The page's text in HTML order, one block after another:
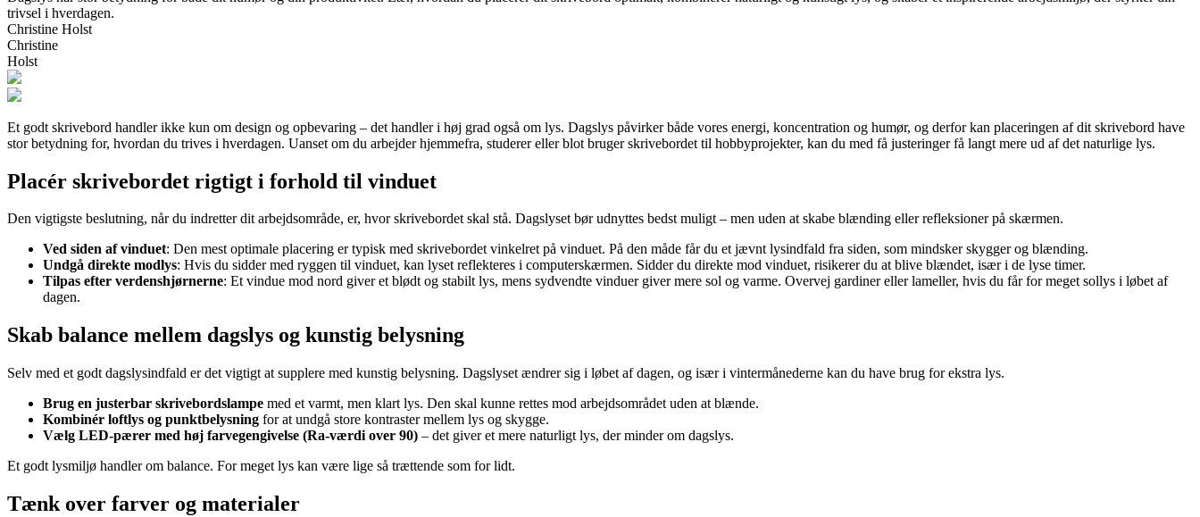
trivsel i hverdagen.
Christine Holst
Christine
Holst
Et godt skrivebord handler ikke kun om design og opbevaring – det handler i høj grad også om lys. Dagslys påvirker både vores energi, koncentration og humør, og derfor kan placeringen af dit skrivebord have
stor betydning for, hvordan du trives i hverdagen. Uanset om du arbejder hjemmefra, studerer eller blot bruger skrivebordet til hobbyprojekter, kan du med få justeringer få langt mere ud af det naturlige lys.
Placér skrivebordet rigtigt i forhold til vinduet
Den vigtigste beslutning, når du indretter dit arbejdsområde, er, hvor skrivebordet skal stå. Dagslyset bør udnyttes bedst muligt – men uden at skabe blænding eller refleksioner på skærmen.
Ved siden af vinduet: Den mest optimale placering er typisk med skrivebordet vinkelret på vinduet. På den måde får du et jævnt lysindfald fra siden, som mindsker skygger og blænding.
Undgå direkte modlys: Hvis du sidder med ryggen til vinduet, kan lyset reflekteres i computerskærmen. Sidder du direkte mod vinduet, risikerer du at blive blændet, især i de lyse timer.
Tilpas efter verdenshjørnerne: Et vindue mod nord giver et blødt og stabilt lys, mens sydvendte vinduer giver mere sol og varme. Overvej gardiner eller lameller, hvis du får for meget sollys i løbet af
dagen.
Skab balance mellem dagslys og kunstig belysning
Selv med et godt dagslysindfald er det vigtigt at supplere med kunstig belysning. Dagslyset ændrer sig i løbet af dagen, og især i vintermånederne kan du have brug for ekstra lys.
Brug en justerbar skrivebordslampe med et varmt, men klart lys. Den skal kunne rettes mod arbejdsområdet uden at blænde.
Kombinér loftlys og punktbelysning for at undgå store kontraster mellem lys og skygge.
Vælg LED-pærer med høj farvegengivelse (Ra-værdi over 90) – det giver et mere naturligt lys, der minder om dagslys.
Et godt lysmiljø handler om balance. For meget lys kan være lige så trættende som for lidt.
Tænk over farver og materialer